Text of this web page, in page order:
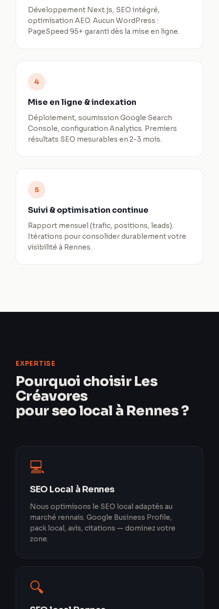
Développement Next.js, SEO intégré,
optimisation AEO. Aucun WordPress :
PageSpeed 95+ garanti dès la mise en ligne.
4
Mise en ligne & indexation
Déploiement, soumission Google Search
Console, configuration Analytics. Premiers
résultats SEO mesurables en 2-3 mois.
5
Suivi & optimisation continue
Rapport mensuel (trafic, positions, leads).
Itérations pour consolider durablement votre
visibilité à Rennes.
EXPERTISE
Pourquoi choisir Les
Créavores
pour seo local à Rennes ?
💻
SEO Local à Rennes
Nous optimisons le SEO local adaptés au
marché rennais. Google Business Profile,
pack local, avis, citations — dominez votre
zone.
🔍